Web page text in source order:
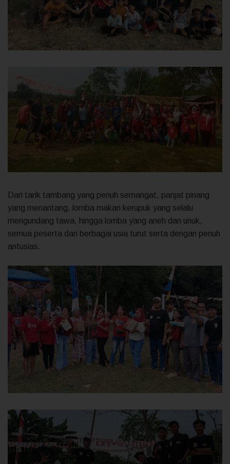
Dari tarik tambang yang penuh semangat, panjat pinang
yang menantang, lomba makan kerupuk yang selalu
mengundang tawa, hingga lomba yang aneh dan unuk,
semua peserta dari berbagai usia turut serta dengan penuh
antusias.